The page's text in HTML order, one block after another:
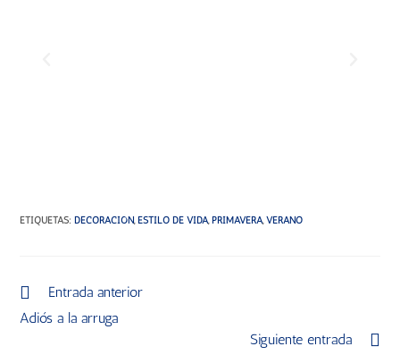
ETIQUETAS:DECORACIÓN, ESTILO DE VIDA, PRIMAVERA, VERANO
Entrada anterior
Adiós a la arruga
Siguiente entrada